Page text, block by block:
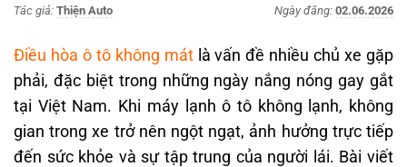
Tác giả: Thiện Auto Ngày đăng: 02.06.2026
Điều hòa ô tô không mátlà vấn đề nhiều chủ xe gặp
phải, đặc biệt trong những ngày nắng nóng gay gắt
tại Việt Nam. Khi máy lạnh ô tô không lạnh, không
gian trong xe trở nên ngột ngạt, ảnh hưởng trực tiếp
đến sức khỏe và sự tập trung của người lái. Bài viết